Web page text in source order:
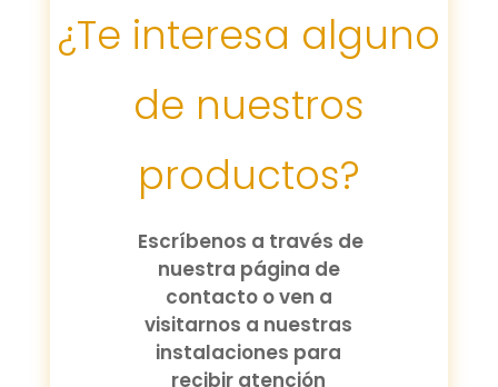
¿Te interesa alguno
de nuestros
productos?
Escríbenos a través de
nuestra página de
contacto o ven a
visitarnos a nuestras
instalaciones para
recibir atención